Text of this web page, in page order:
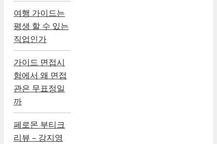
여행 가이드는
평생 할 수 있는
직업인가
가이드 면접시
험에서 왜 면접
관은 무표정일
까
페로몬 부티크
리뷰 – 강지영